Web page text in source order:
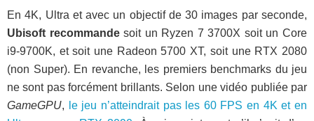
En 4K, Ultra et avec un objectif de 30 images par seconde,
Ubisoft recommandesoit un Ryzen 7 3700X soit un Core
i9-9700K, et soit une Radeon 5700 XT, soit une RTX 2080
(non Super). En revanche, les premiers benchmarks du jeu
ne sont pas forcément brillants. Selon une vidéo publiée par
GameGPU,
le jeu n’atteindrait pas les 60 FPS en 4K et en